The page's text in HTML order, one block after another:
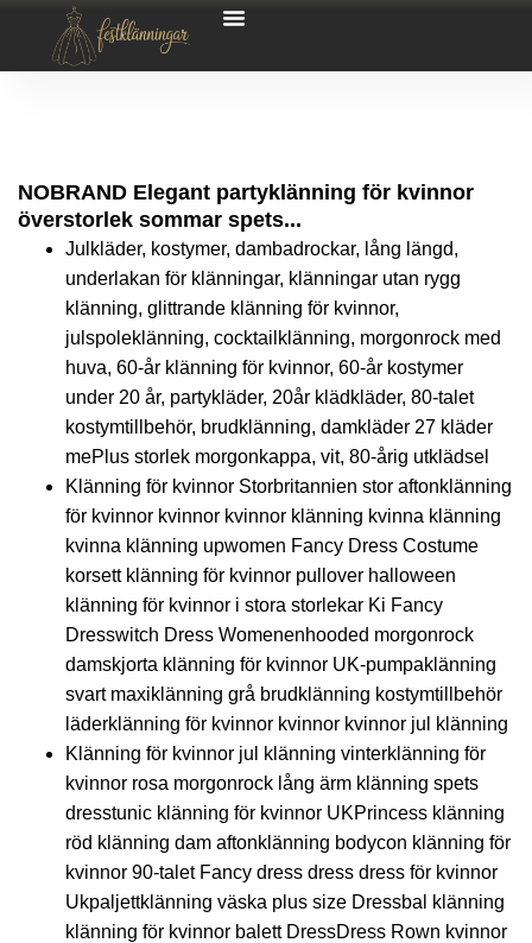
NOBRAND Elegant partyklänning för kvinnor
överstorlek sommar spets...
Julkläder, kostymer, dambadrockar, lång längd,
underlakan för klänningar, klänningar utan rygg
klänning, glittrande klänning för kvinnor,
julspoleklänning, cocktailklänning, morgonrock med
huva, 60-år klänning för kvinnor, 60-år kostymer
under 20 år, partykläder, 20år klädkläder, 80-talet
kostymtillbehör, brudklänning, damkläder 27 kläder
mePlus storlek morgonkappa, vit, 80-årig utklädsel
Klänning för kvinnor Storbritannien stor aftonklänning
för kvinnor kvinnor kvinnor klänning kvinna klänning
kvinna klänning upwomen Fancy Dress Costume
korsett klänning för kvinnor pullover halloween
klänning för kvinnor i stora storlekar Ki Fancy
Dresswitch Dress Womenenhooded morgonrock
damskjorta klänning för kvinnor UK-pumpaklänning
svart maxiklänning grå brudklänning kostymtillbehör
läderklänning för kvinnor kvinnor kvinnor jul klänning
Klänning för kvinnor jul klänning vinterklänning för
kvinnor rosa morgonrock lång ärm klänning spets
dresstunic klänning för kvinnor UKPrincess klänning
röd klänning dam aftonklänning bodycon klänning för
kvinnor 90-talet Fancy dress dress dress för kvinnor
Ukpaljettklänning väska plus size Dressbal klänning
klänning för kvinnor balett DressDress Rown kvinnor